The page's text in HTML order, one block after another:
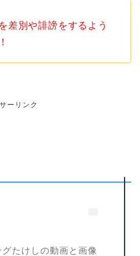
差別や誹謗をするよう
ーリンク
たけしの動画と画像